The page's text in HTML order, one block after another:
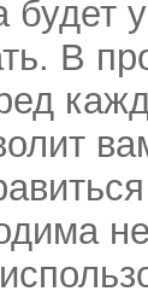
будет
В